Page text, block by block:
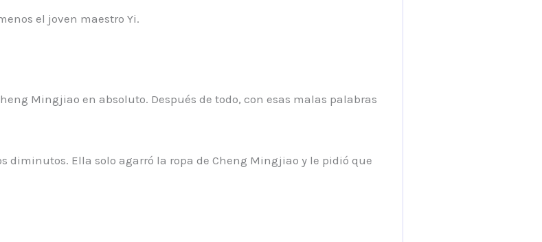
el joven maestro Yi.
Mingjiao en absoluto. Después de todo, con esas malas palabras
diminutos. Ella solo agarró la ropa de Cheng Mingjiao y le pidió que